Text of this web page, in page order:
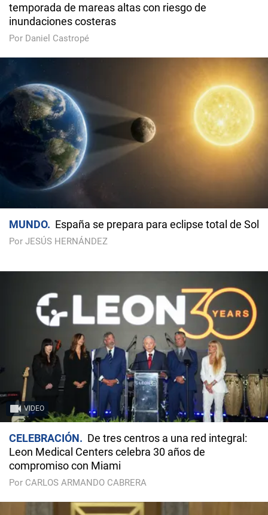
temporada de mareas altas con riesgo de
inundaciones costeras
Por Daniel Castropé
MUNDO España se prepara para eclipse total de Sol
Por JESÚS HERNÁNDEZ
VIDEO
CELEBRACIÓN
De tres centros a una red integral:
Leon Medical Centers celebra 30 años de
compromiso con Miami
Por CARLOS ARMANDO CABRERA